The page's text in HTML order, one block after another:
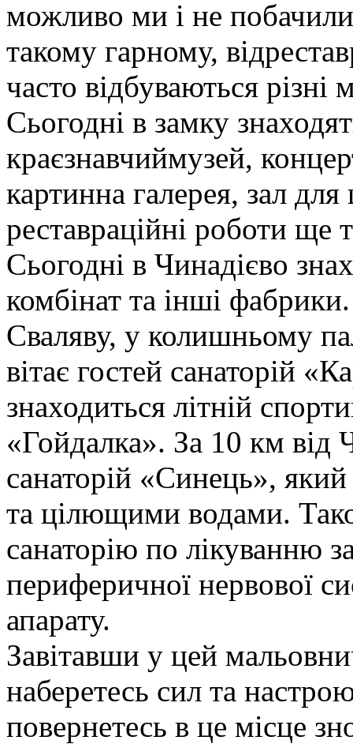
можливо ми і не побачили
такому гарному,
часто відбуваються різні
Сьогодні в замку
краєзнавчиймузей,
картинна галерея, зал
реставраційні роботи ще
Сьогодні в Чинадієво
комбінат та інші
Сваляву, у колишньому
вітає гостей санаторій
знаходиться літній
«Гойдалка». За 10 км від
санаторій «Синець»,
та цілющими водами.
санаторію по лікуванню
периферичної нервової
апарату.
Завітавши у цей
наберетесь сил та
повернетесь в це місце